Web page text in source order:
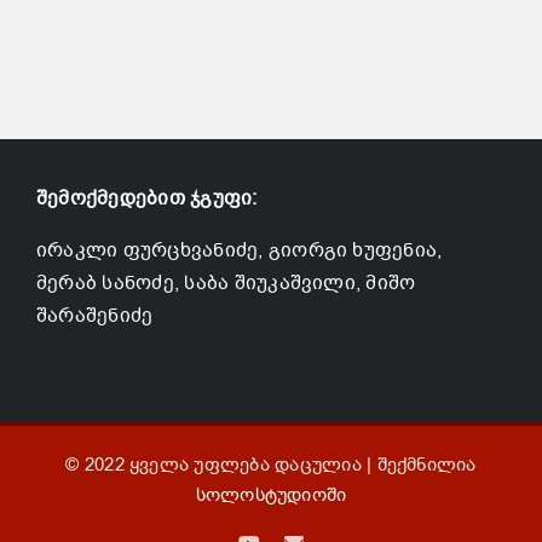
შემოქმედებით ჯგუფი:
ირაკლი ფურცხვანიძე, გიორგი ხუფენია,
მერაბ სანოძე, საბა შიუკაშვილი, მიშო
შარაშენიძე
© 2022 ყველა უფლება დაცულია | შექმნილია
სოლოსტუდიოში